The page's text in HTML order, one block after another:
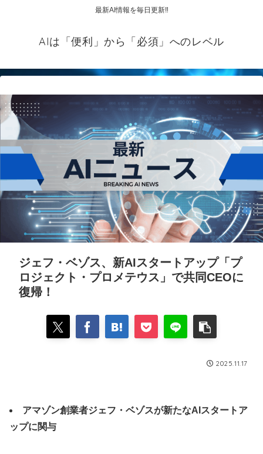
最新AI情報を毎日更新‼
AIは「便利」から「必須」へのレベル
ジェフ・ベゾス、新AIスタートアップ「プ
ロジェクト・プロメテウス」で共同CEOに
復帰！
2025.11.17
アマゾン創業者ジェフ・ベゾスが新たなAIスタートア
ップに関与